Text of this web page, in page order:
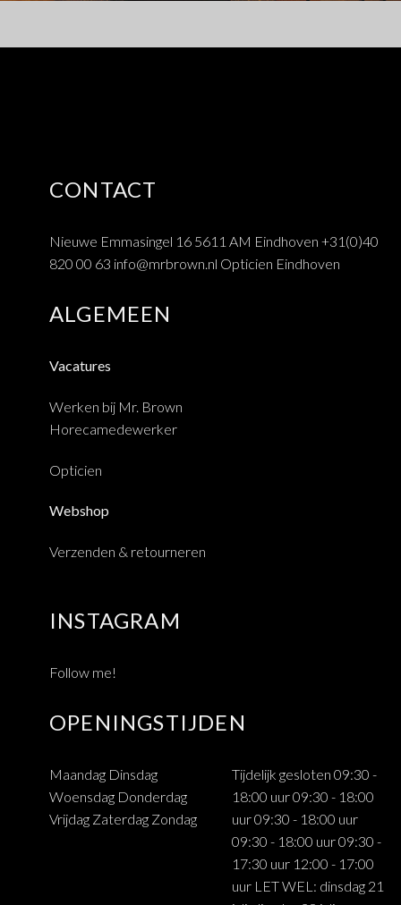
CONTACT
Nieuwe Emmasingel 16 5611 AM Eindhoven +31(0)40
820 00 63 info@mrbrown.nl Opticien Eindhoven
ALGEMEEN
Vacatures
Werken bij Mr. Brown
Horecamedewerker
Opticien
Webshop
Verzenden & retourneren
INSTAGRAM
Follow me!
OPENINGSTIJDEN
Maandag Dinsdag
Woensdag Donderdag
Vrijdag Zaterdag Zondag
Tijdelijk gesloten 09:30 -
18:00 uur 09:30 - 18:00
uur 09:30 - 18:00 uur
09:30 - 18:00 uur 09:30 -
17:30 uur 12:00 - 17:00
uur LET WEL: dinsdag 21